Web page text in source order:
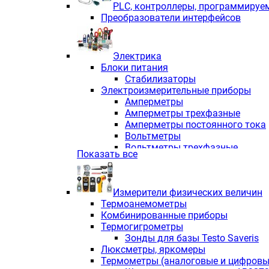
PLС, контроллеры,
Преобразователи интерфейсов
Электрика
Блоки питания
Стабилизаторы
Электроизмерительные приборы
Амперметры
Амперметры трехфазные
Амперметры постоянного тока
Вольтметры
Вольтметры трехфазные
Вольтметры постоянного тока
Индикаторы аналоговых
Измерители COS F
Комбинированные приборы
Комбинированные приборы
Комбинированные приборы
Анализаторы качества
Анализаторы мощности
Показать все
Измерители физических величин
Термоанемометры
Комбинированные приборы
Термогигрометры
Зонды для базы Testo Saveris
Люксметры, яркомеры
Термометры (аналоговые и